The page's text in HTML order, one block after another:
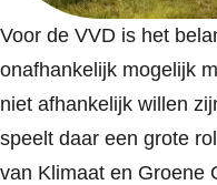
Voor de VVD is het
onafhankelijk mogelijk
niet afhankelijk willen
speelt daar een grote
van Klimaat en Groene